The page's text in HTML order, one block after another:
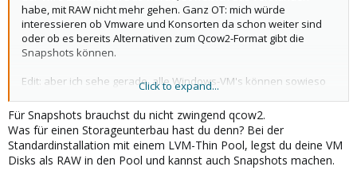
habe, mit RAW nicht mehr gehen. Ganz OT: mich würde
interessieren ob Vmware und Konsorten da schon weiter sind
oder ob es bereits Alternativen zum Qcow2-Format gibt die
Snapshots können.
Edit: aber ich sehe gerade, alle Windows-VM's können sowieso
keine Snapshots machen, obwohl sie in qcow2-Format installiert
wurden.
Click to expand...
Für Snapshots brauchst du nicht zwingend qcow2.
Was für einen Storageunterbau hast du denn? Bei der
Standardinstallation mit einem LVM-Thin Pool, legst du deine VM
Disks als RAW in den Pool und kannst auch Snapshots machen.